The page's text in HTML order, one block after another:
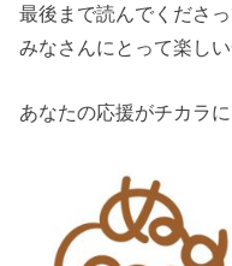
最後まで読んでくださ
みなさんにとって楽し